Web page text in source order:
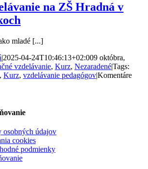
na ZŠ Hradná v
mladé [...]
|2025-04-24T10:46:13+02:009 októbra,
vzdelávanie, Kurz, Nezaradené|Tags:
, Kurz, vzdelávanie pedagógov|Komentáre
osobných údajov
cookies
podmienky